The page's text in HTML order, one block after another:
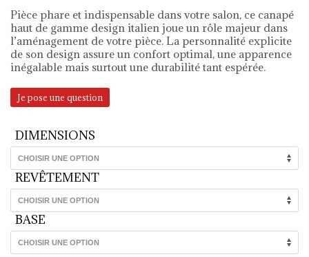
prix :
5.560 €
à
16.650 €
Pièce phare et indispensable dans votre salon, ce canapé
haut de gamme design italien joue un rôle majeur dans
l’aménagement de votre pièce. La personnalité explicite
de son design assure un confort optimal, une apparence
inégalable mais surtout une durabilité tant espérée.
Je pose une question
DIMENSIONS
REVÊTEMENT
BASE